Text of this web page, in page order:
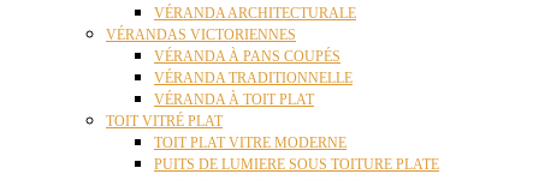
VÉRANDA ARCHITECTURALE
VÉRANDAS VICTORIENNES
VÉRANDA À PANS COUPÉS
VÉRANDA TRADITIONNELLE
VÉRANDA À TOIT PLAT
TOIT VITRÉ PLAT
TOIT PLAT VITRE MODERNE
PUITS DE LUMIERE SOUS TOITURE PLATE